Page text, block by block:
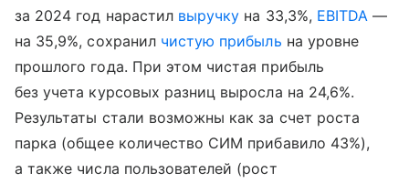
за 2024 год нарастил выручку на 33,3%, EBITDA —
на 35,9%, сохранил чистую прибыль на уровне
прошлого года. При этом чистая прибыль
без учета курсовых разниц выросла на 24,6%.
Результаты стали возможны как за счет роста
парка (общее количество СИМ прибавило 43%),
а также числа пользователей (рост